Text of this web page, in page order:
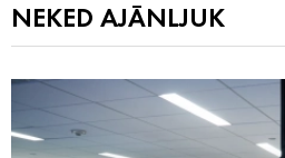
NEKED AJÁNLJUK